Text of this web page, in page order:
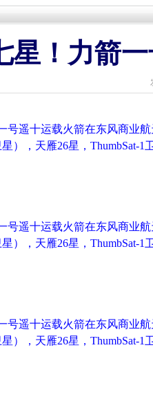
星！力箭
号遥十运载火箭在东风商业
），天雁26星，ThumbSat-
号遥十运载火箭在东风商业
），天雁26星，ThumbSat-
号遥十运载火箭在东风商业
），天雁26星，ThumbSat-